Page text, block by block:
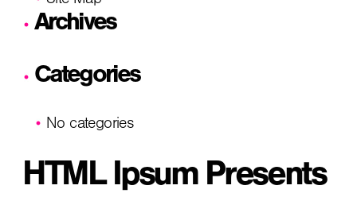
Archives
Categories
No categories
HTML Ipsum Presents